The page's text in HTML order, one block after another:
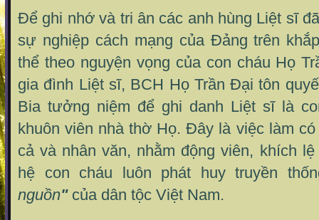
Để ghi nhớ và tri ân các anh hùng Liệt sĩ
sự nghiệp cách mạng của Đảng trên
thể theo nguyện vọng của con cháu Họ
gia đình Liệt sĩ, BCH Họ Trần Đại tôn
Bia tưởng niệm để ghi danh Liệt sĩ là
khuôn viên nhà thờ Họ. Đây là việc làm
cả và nhân văn, nhằm động viên, khích
hệ con cháu luôn phát huy truyền
nguồn"của dân tộc Việt Nam.